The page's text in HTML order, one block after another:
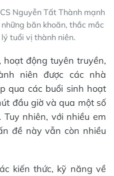
Nguyễn Tất Thành mạnh
băn khoăn, thắc mắc
tuổi vị thành niên.
động tuyên truyền,
niên được các nhà
qua các buổi sinh hoạt
đầu giờ và qua một số
nhiên, với nhiều em
đề này vẫn còn nhiều
kiến thức, kỹ năng về